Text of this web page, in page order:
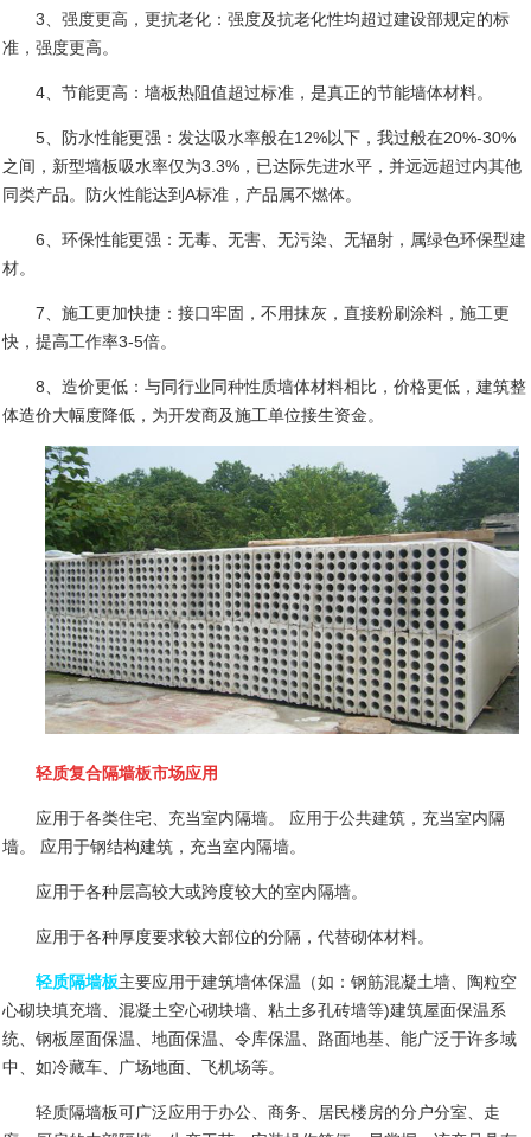
3 、强度更高，更抗老化：强度及抗老化性均超过建设部规定的标
准，强度更高。
4 、节能更高：墙板热阻值超过标准，是真正的节能墙体材料。
5 、防水性能更强：发达吸水率般在12%以下，我过般在20%-30%
之间，新型墙板吸水率仅为3.3% ，已达际先进水平，并远远超过内其他
同类产品。防火性能达到A标准，产品属不燃体。
6 、环保性能更强：无毒、无害、无污染、无辐射，属绿色环保型建
材。
7 、施工更加快捷：接口牢固，不用抹灰，直接粉刷涂料，施工更
快，提高工作率3-5倍。
8 、造价更低：与同行业同种性质墙体材料相比，价格更低，建筑整
体造价大幅度降低，为开发商及施工单位接生资金。
轻质复合隔墙板市场应用
应用于各类住宅、充当室内隔墙。 应用于公共建筑，充当室内隔
墙。 应用于钢结构建筑，充当室内隔墙。
应用于各种层高较大或跨度较大的室内隔墙。
应用于各种厚度要求较大部位的分隔，代替砌体材料。
轻质隔墙板主要应用于建筑墙体保温（如：钢筋混凝土墙、陶粒空
心砌块填充墙、混凝土空心砌块墙、粘土多孔砖墙等)建筑屋面保温系
统、钢板屋面保温、地面保温、令库保温、路面地基、能广泛于许多域
中、如冷藏车、广场地面、飞机场等。
轻质隔墙板可广泛应用于办公、商务、居民楼房的分户分室、走